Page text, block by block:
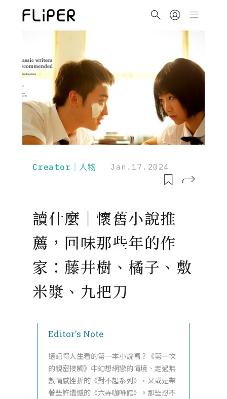
Creator｜人物 Jan.17.2024
讀什麼｜懷舊小說推
薦，回味那些年的作
家：藤井樹、橘子、敷
米漿、九把刀
Editor's Note
還記得人生看的第一本小說嗎？《第一次
的親密接觸》中幻想網戀的情境、走過無
數情感挫折的《對不起系列》，又或是帶
著些許遺憾的《六弄咖啡館》。那些忍不